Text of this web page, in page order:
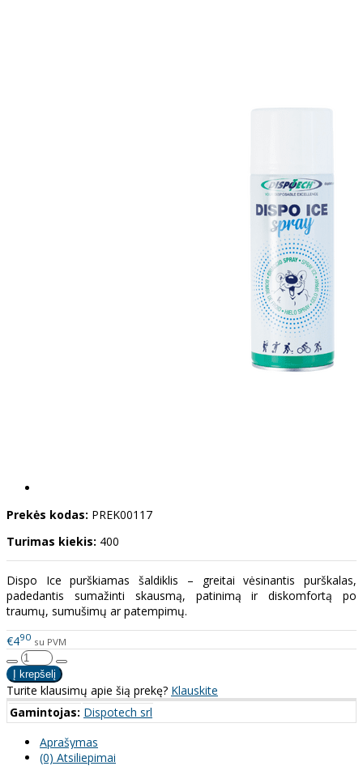
Prekės kodas: PREK00117
Turimas kiekis: 400
Dispo Ice purškiamas šaldiklis – greitai vėsinantis purškalas,
padedantis sumažinti skausmą, patinimą ir diskomfortą po
traumų, sumušimų ar patempimų.
€490 su PVM
Turite klausimų apie šią prekę? Klauskite
Gamintojas: Dispotech srl
Aprašymas
(0) Atsiliepimai